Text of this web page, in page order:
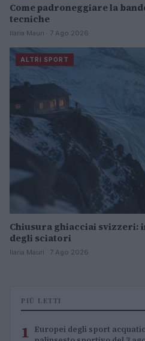
Come padroneggiare la
tecniche
Ilaria Mauri · 7 Ago 2026
ALTRI SPORT
Chiusura ghiacciai svizzeri:
degli sciatori
Ilaria Mauri · 7 Ago 2026
PIÙ LETTI
1 Europei degli sport